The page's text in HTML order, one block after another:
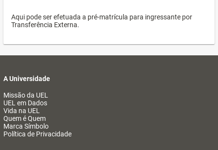
Aqui pode ser efetuada a pré-matrícula para ingressante por
Transferência Externa.
A Universidade
Missão da UEL
UEL em Dados
Vida na UEL
Quem é Quem
Marca Símbolo
Política de Privacidade